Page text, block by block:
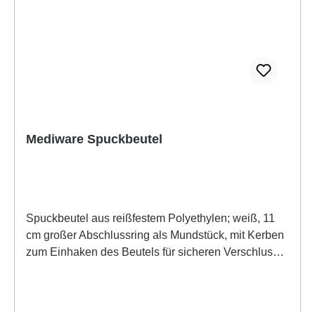
Mediware Spuckbeutel
Spuckbeutel aus reißfestem Polyethylen; weiß, 11
cm großer Abschlussring als Mundstück, mit Kerben
zum Einhaken des Beutels für sicheren Verschluss;